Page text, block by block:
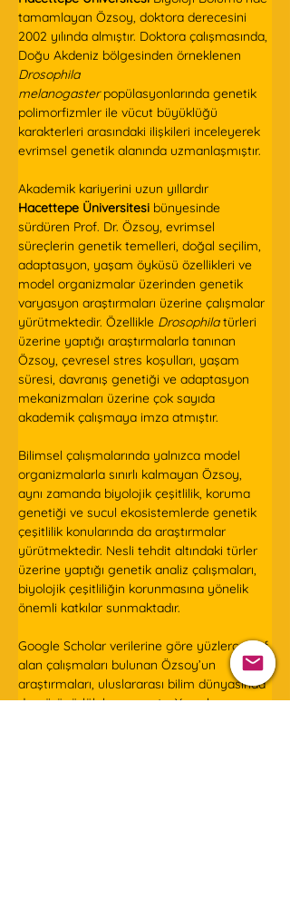
tamamlayan Özsoy, doktora derecesini
2002 yılında almıştır. Doktora çalışmasında,
Doğu Akdeniz bölgesinden örneklenen
Drosophila
melanogaster popülasyonlarında genetik
polimorfizmler ile vücut büyüklüğü
karakterleri arasındaki ilişkileri inceleyerek
evrimsel genetik alanında uzmanlaşmıştır.
Akademik kariyerini uzun yıllardır
Hacettepe Üniversitesi bünyesinde
sürdüren Prof. Dr. Özsoy, evrimsel
süreçlerin genetik temelleri, doğal seçilim,
adaptasyon, yaşam öyküsü özellikleri ve
model organizmalar üzerinden genetik
varyasyon araştırmaları üzerine çalışmalar
yürütmektedir. Özellikle Drosophila türleri
üzerine yaptığı araştırmalarla tanınan
Özsoy, çevresel stres koşulları, yaşam
süresi, davranış genetiği ve adaptasyon
mekanizmaları üzerine çok sayıda
akademik çalışmaya imza atmıştır.
Bilimsel çalışmalarında yalnızca model
organizmalarla sınırlı kalmayan Özsoy,
aynı zamanda biyolojik çeşitlilik, koruma
genetiği ve sucul ekosistemlerde genetik
çeşitlilik konularında da araştırmalar
yürütmektedir. Nesli tehdit altındaki türler
üzerine yaptığı genetik analiz çalışmaları,
biyolojik çeşitliliğin korunmasına yönelik
önemli katkılar sunmaktadır.
Google Scholar verilerine göre yüzlerce atıf
alan çalışmaları bulunan Özsoy’un
araştırmaları, uluslararası bilim dünyasında
da görünürlük kazanmıştır. Yayınları